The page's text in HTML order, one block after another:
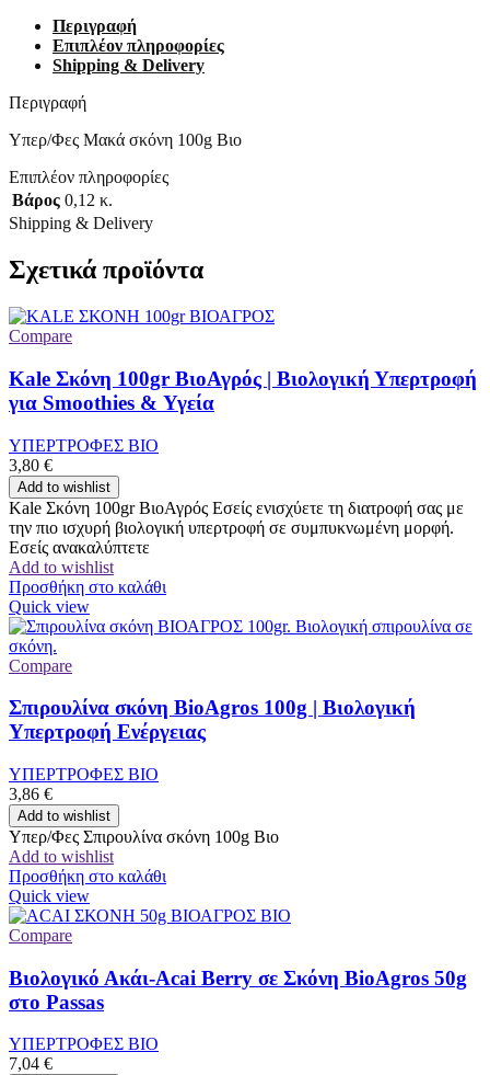
Περιγραφή
Επιπλέον πληροφορίες
Shipping & Delivery
Περιγραφή
Υπερ/Φες Μακά σκόνη 100g Βιο
Επιπλέον πληροφορίες
Βάρος 0,12 κ.
Shipping & Delivery
Σχετικά προϊόντα
Compare
Kale Σκόνη 100gr ΒιοΑγρός | Βιολογική Υπερτροφή
για Smoothies & Υγεία
ΥΠΕΡΤΡΟΦΕΣ ΒΙΟ
3,80 €
Add to wishlist
Kale Σκόνη 100gr ΒιοΑγρός Εσείς ενισχύετε τη διατροφή σας με
την πιο ισχυρή βιολογική υπερτροφή σε συμπυκνωμένη μορφή.
Εσείς ανακαλύπτετε
Add to wishlist
Προσθήκη στο καλάθι
Quick view
Compare
Σπιρουλίνα σκόνη BioAgros 100g | Βιολογική
Υπερτροφή Ενέργειας
ΥΠΕΡΤΡΟΦΕΣ ΒΙΟ
3,86 €
Add to wishlist
Υπερ/Φες Σπιρουλίνα σκόνη 100g Βιο
Add to wishlist
Προσθήκη στο καλάθι
Quick view
Compare
Βιολογικό Ακάι-Acai Berry σε Σκόνη BioAgros 50g
στο Passas
ΥΠΕΡΤΡΟΦΕΣ ΒΙΟ
7,04 €